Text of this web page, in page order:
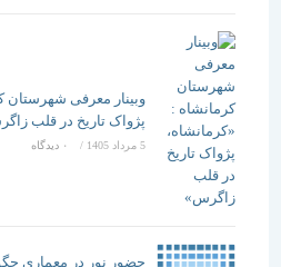
وبینار معرفی شهرستان
پژواک تاریخ در قلب زاگرس»
5 مرداد 1405 / ۰ دیدگاه
حضور نور در معماری چگونه می